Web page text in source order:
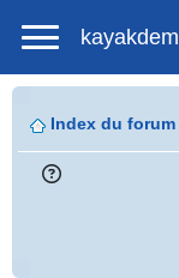
Index du forum